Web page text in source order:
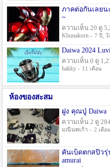
ภาคต่อกันเลยน
~
ความเห็น 20 ดู
Khunakorn - 7 ปี ,
Daiwa 2024
ความเห็น 0 ดู
hakky - 11 เดือน
ห้องของสะสม
ฝูง คุณปู่ Daiwa
ความเห็น 2 ดู
มณีนพเก้า - 2 เดือน
คันเบ็ดตกสปิ๋วรุ่
amurai